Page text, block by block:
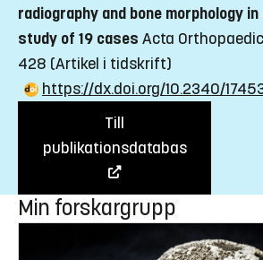
radiography and bone morphology
study of 19 cases Acta
428 (Artikel i tidskrift)
https://dx.doi.org/10.2340/
Till
publikationsdatabas
Min forskargrupp